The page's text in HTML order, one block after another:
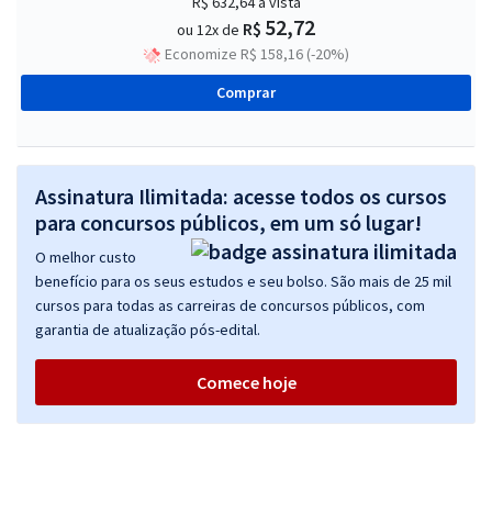
ou 12x de R$ 52,72
Economize R$ 158,16 (-20%)
Comprar
Assinatura Ilimitada: acesse todos os cursos
para concursos públicos, em um só lugar!
O melhor custo
benefício para os seus estudos e seu bolso. São mais de 25 mil
cursos para todas as carreiras de concursos públicos, com
garantia de atualização pós-edital.
Comece hoje